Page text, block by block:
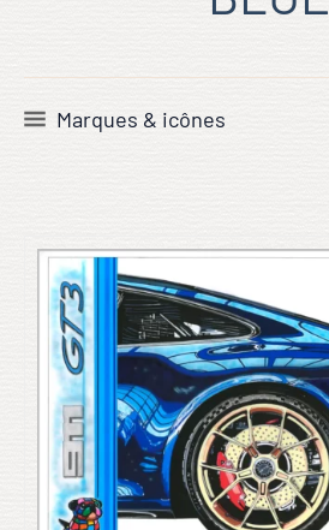
Marques & icônes